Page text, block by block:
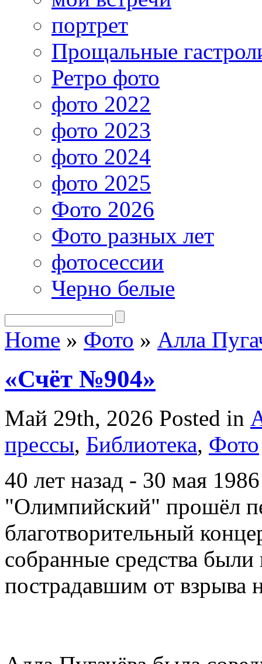
портрет
Прощальные
Ретро фото
фото 2022
фото 2023
фото 2024
фото 2025
Фото 2026
Фото разных лет
фотосессии
Черно белые
Home » Фото » Алла
«Счёт №904»
Май 29th, 2026 Posted in
прессы, Библиотека, Фото
40 лет назад - 30 мая
"Олимпийский" прошёл
благотворительный
собранные средства
пострадавшим от